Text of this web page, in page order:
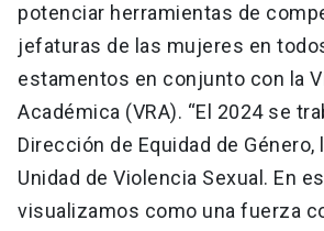
potenciar herramientas de
jefaturas de las mujeres en
estamentos en conjunto con la
Académica (VRA). “El 2024 se
Dirección de Equidad de Género,
Unidad de Violencia Sexual. En
visualizamos como una fuerza